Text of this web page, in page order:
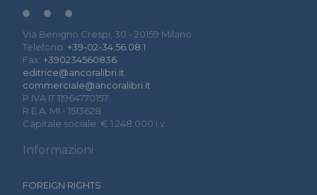
Via Benigno Crespi, 30 - 20159 Milano
Telefono: +39-02-34.56.08.1
Fax: +390234560836
editrice@ancoralibri.it
commerciale@ancoralibri.it
P.IVA IT 11964770157
R.E.A. MI - 1513628
Capitale sociale: € 1.248.000 i.v.
Informazioni
FOREIGN RIGHTS